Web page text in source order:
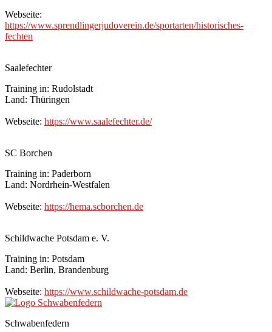
Webseite:
https://www.sprendlingerjudoverein.de/sportarten/historisches-
fechten
Saalefechter
Training in: Rudolstadt
Land: Thüringen
Webseite: https://www.saalefechter.de/
SC Borchen
Training in: Paderborn
Land: Nordrhein-Westfalen
Webseite: https://hema.scborchen.de
Schildwache Potsdam e. V.
Training in: Potsdam
Land: Berlin, Brandenburg
Webseite: https://www.schildwache-potsdam.de
Schwabenfedern